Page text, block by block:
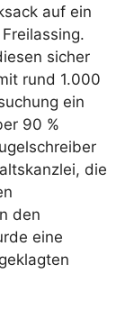
auf ein
sicher
rund 1.000
ein
90 %
die
den
eine